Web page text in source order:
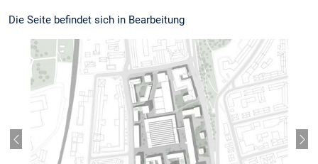
Die Seite befindet sich in Bearbeitung
Vorheriger Slide